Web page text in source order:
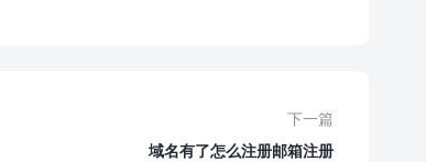
下一篇
域名有了怎么注册邮箱注册